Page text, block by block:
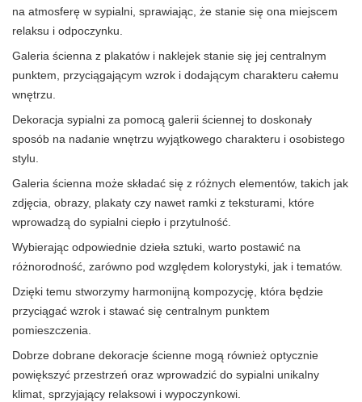
na atmosferę w sypialni, sprawiając, że stanie się ona miejscem
relaksu i odpoczynku.
Galeria ścienna z plakatów i naklejek stanie się jej centralnym
punktem, przyciągającym wzrok i dodającym charakteru całemu
wnętrzu.
Dekoracja sypialni za pomocą galerii ściennej to doskonały
sposób na nadanie wnętrzu wyjątkowego charakteru i osobistego
stylu.
Galeria ścienna może składać się z różnych elementów, takich jak
zdjęcia, obrazy, plakaty czy nawet ramki z teksturami, które
wprowadzą do sypialni ciepło i przytulność.
Wybierając odpowiednie dzieła sztuki, warto postawić na
różnorodność, zarówno pod względem kolorystyki, jak i tematów.
Dzięki temu stworzymy harmonijną kompozycję, która będzie
przyciągać wzrok i stawać się centralnym punktem
pomieszczenia.
Dobrze dobrane dekoracje ścienne mogą również optycznie
powiększyć przestrzeń oraz wprowadzić do sypialni unikalny
klimat, sprzyjający relaksowi i wypoczynkowi.